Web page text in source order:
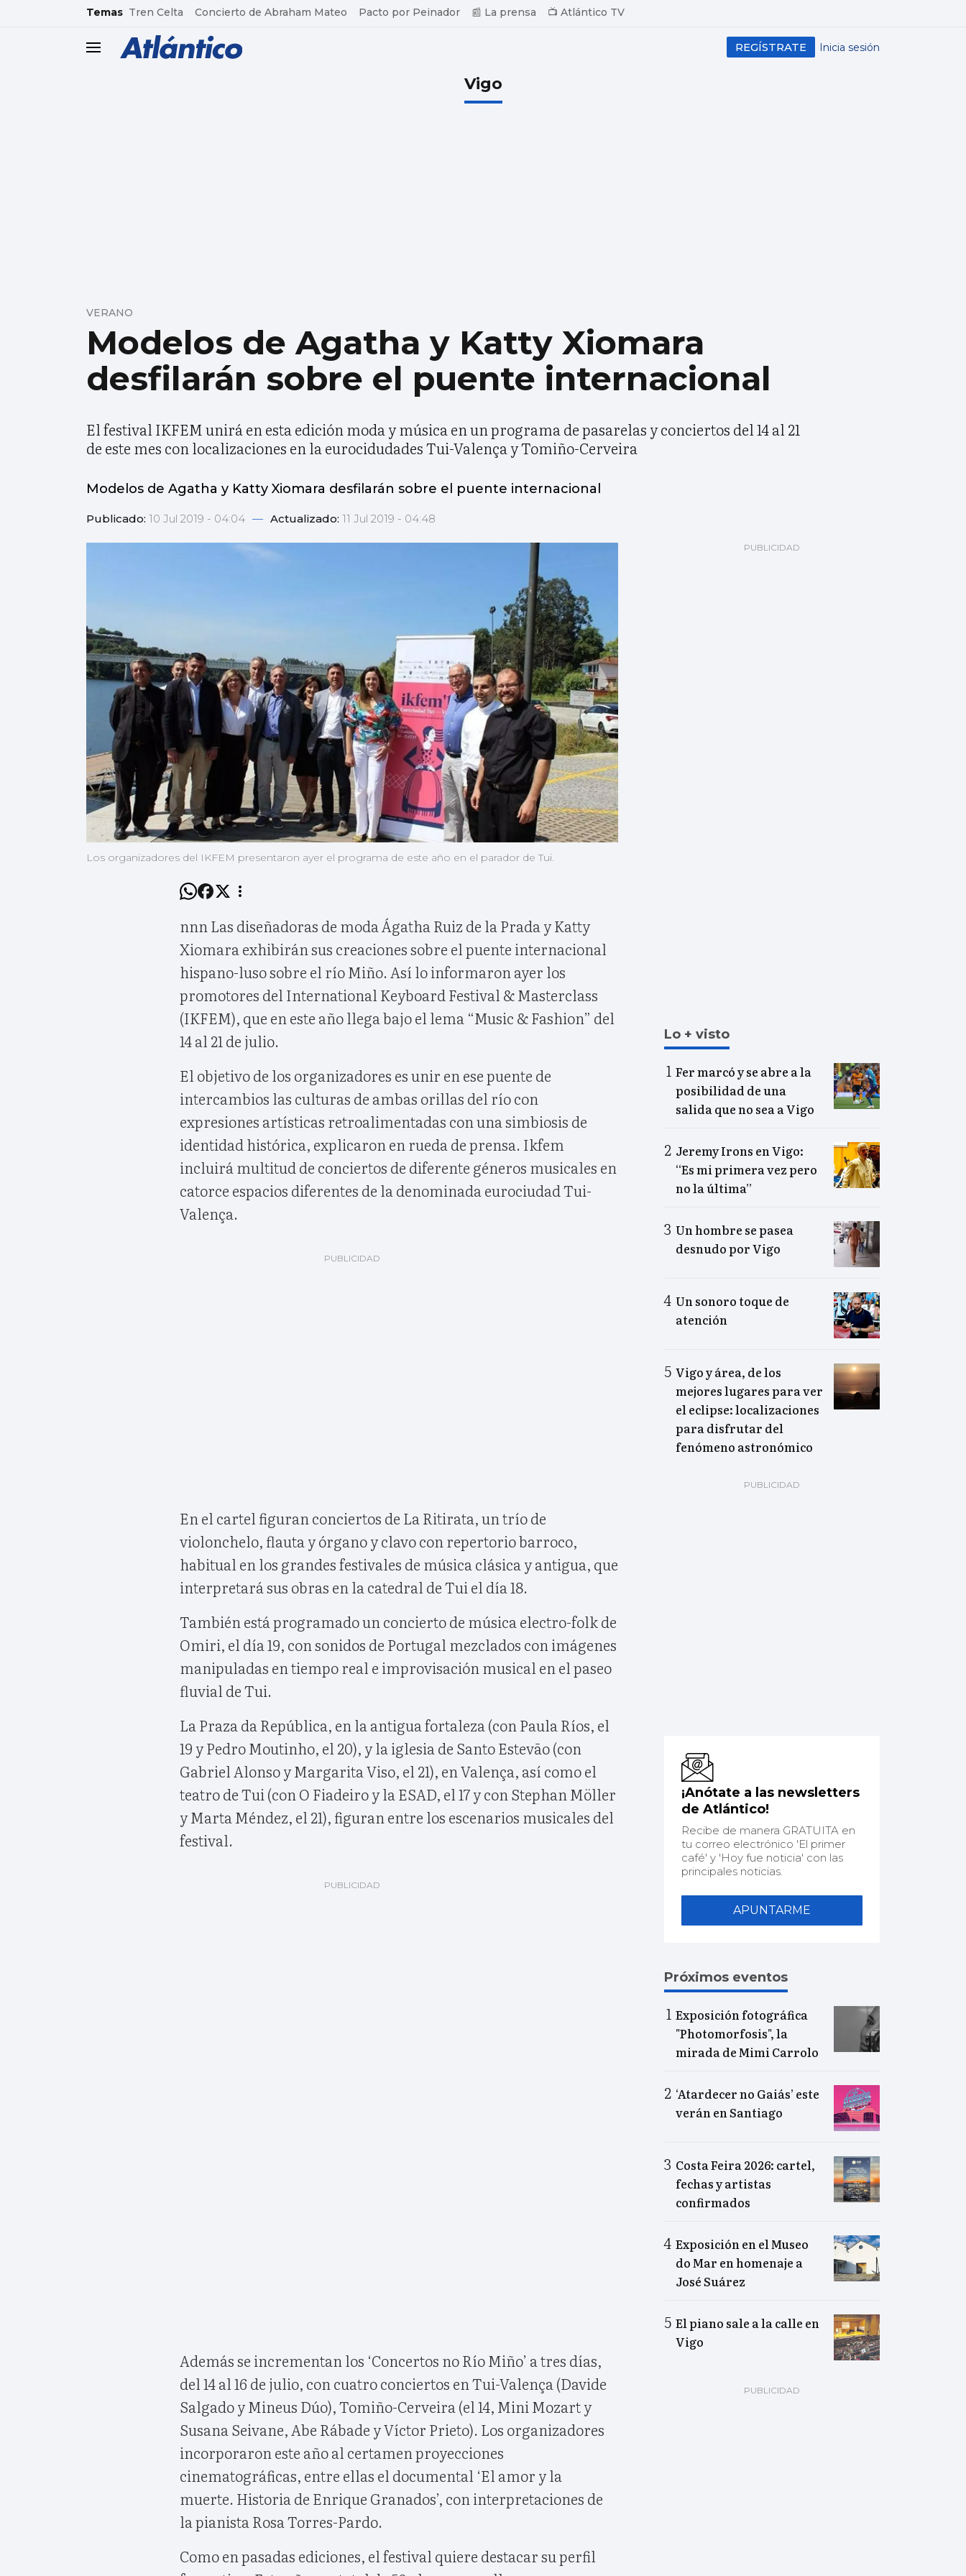
common.go-to-content
Temas Tren Celta Concierto de Abraham Mateo Pacto por Peinador 📰 La prensa 📺 Atlántico TV
header.menu.open Inicia sesión
REGÍSTRATE
Vigo
Modelos de Agatha y Katty Xiomara
desfilarán sobre el puente internacional
VERANO
El festival IKFEM unirá en esta edición moda y música en un programa de pasarelas y conciertos del 14 al 21
de este mes con localizaciones en la eurocidudades Tui-Valença y Tomiño-Cerveira
Modelos de Agatha y Katty Xiomara desfilarán sobre el puente internacional
Publicado: 10 Jul 2019 - 04:04 — Actualizado: 11 Jul 2019 - 04:48
Los organizadores del IKFEM presentaron ayer el programa de este año en el parador de Tui.
nnn Las diseñadoras de moda Ágatha Ruiz de la Prada y Katty
Xiomara exhibirán sus creaciones sobre el puente internacional
hispano-luso sobre el río Miño. Así lo informaron ayer los
promotores del International Keyboard Festival & Masterclass
(IKFEM), que en este año llega bajo el lema “Music & Fashion” del
14 al 21 de julio.
El objetivo de los organizadores es unir en ese puente de
intercambios las culturas de ambas orillas del río con
expresiones artísticas retroalimentadas con una simbiosis de
identidad histórica, explicaron en rueda de prensa. Ikfem
incluirá multitud de conciertos de diferente géneros musicales en
catorce espacios diferentes de la denominada eurociudad Tui-
Valença.
En el cartel figuran conciertos de La Ritirata, un trío de
violonchelo, flauta y órgano y clavo con repertorio barroco,
habitual en los grandes festivales de música clásica y antigua, que
interpretará sus obras en la catedral de Tui el día 18.
También está programado un concierto de música electro-folk de
Omiri, el día 19, con sonidos de Portugal mezclados con imágenes
manipuladas en tiempo real e improvisación musical en el paseo
fluvial de Tui.
La Praza da República, en la antigua fortaleza (con Paula Ríos, el
19 y Pedro Moutinho, el 20), y la iglesia de Santo Estevão (con
Gabriel Alonso y Margarita Viso, el 21), en Valença, así como el
teatro de Tui (con O Fiadeiro y la ESAD, el 17 y con Stephan Möller
y Marta Méndez, el 21), figuran entre los escenarios musicales del
festival.
Además se incrementan los ‘Concertos no Río Miño’ a tres días,
del 14 al 16 de julio, con cuatro conciertos en Tui-Valença (Davide
Salgado y Mineus Dúo), Tomiño-Cerveira (el 14, Mini Mozart y
Susana Seivane, Abe Rábade y Víctor Prieto). Los organizadores
incorporaron este año al certamen proyecciones
cinematográficas, entre ellas el documental ‘El amor y la
muerte. Historia de Enrique Granados’, con interpretaciones de
la pianista Rosa Torres-Pardo.
Como en pasadas ediciones, el festival quiere destacar su perfil
Lo + visto
Fer marcó y se abre a la
posibilidad de una
salida que no sea a Vigo
Jeremy Irons en Vigo:
“Es mi primera vez pero
no la última”
Un hombre se pasea
desnudo por Vigo
Un sonoro toque de
atención
Vigo y área, de los
mejores lugares para ver
el eclipse: localizaciones
para disfrutar del
fenómeno astronómico
¡Anótate a las newsletters
de Atlántico!
Recibe de manera GRATUITA en
tu correo electrónico 'El primer
café' y 'Hoy fue noticia' con las
principales noticias.
APUNTARME
Próximos eventos
Exposición fotográfica
"Photomorfosis", la
mirada de Mimi Carrolo
‘Atardecer no Gaiás’ este
verán en Santiago
Costa Feira 2026: cartel,
fechas y artistas
confirmados
Exposición en el Museo
do Mar en homenaje a
José Suárez
El piano sale a la calle en
Vigo